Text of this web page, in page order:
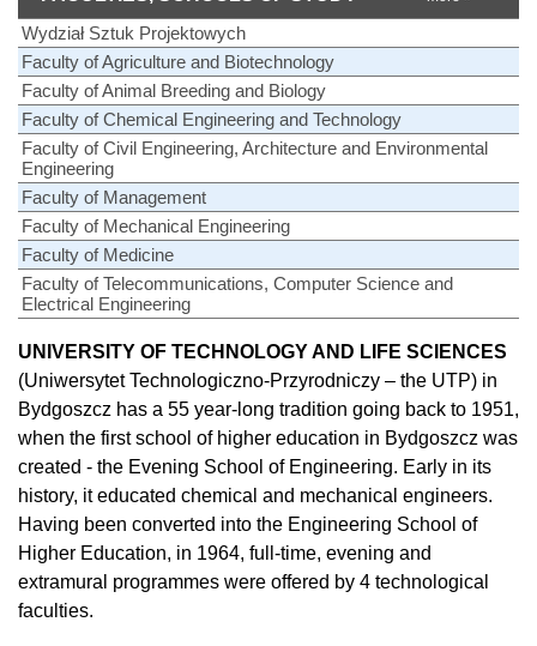
Wydział Sztuk Projektowych
Faculty of Agriculture and Biotechnology
Faculty of Animal Breeding and Biology
Faculty of Chemical Engineering and Technology
Faculty of Civil Engineering, Architecture and Environmental
Engineering
Faculty of Management
Faculty of Mechanical Engineering
Faculty of Medicine
Faculty of Telecommunications, Computer Science and
Electrical Engineering
UNIVERSITY OF TECHNOLOGY AND LIFE SCIENCES
(Uniwersytet Technologiczno-Przyrodniczy – the UTP) in
Bydgoszcz has a 55 year-long tradition going back to 1951,
when the first school of higher education in Bydgoszcz was
created - the Evening School of Engineering. Early in its
history, it educated chemical and mechanical engineers.
Having been converted into the Engineering School of
Higher Education, in 1964, full-time, evening and
extramural programmes were offered by 4 technological
faculties.